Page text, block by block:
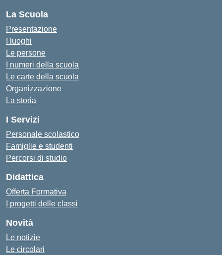
La Scuola
Presentazione
I luoghi
Le persone
I numeri della scuola
Le carte della scuola
Organizzazione
La storia
I Servizi
Personale scolastico
Famiglie e studenti
Percorsi di studio
Didattica
Offerta Formativa
I progetti delle classi
Novità
Le notizie
Le circolari